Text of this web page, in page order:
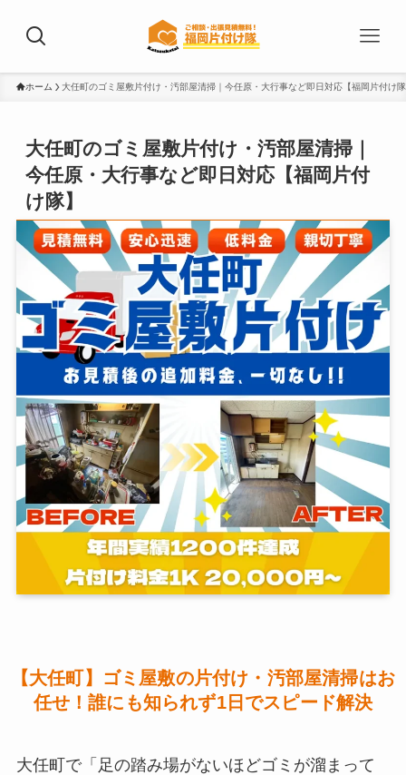
ホーム 大任町のゴミ屋敷片付け・汚部屋清掃｜今任原・大行事など即日対応【福岡片付け
大任町のゴミ屋敷片付け・汚部屋清掃｜
今任原・大行事など即日対応【福岡片付
け隊】
【大任町】ゴミ屋敷の片付け・汚部屋清掃はお
任せ！誰にも知られず1日でスピード解決
大任町で「足の踏み場がないほどゴミが溜まって